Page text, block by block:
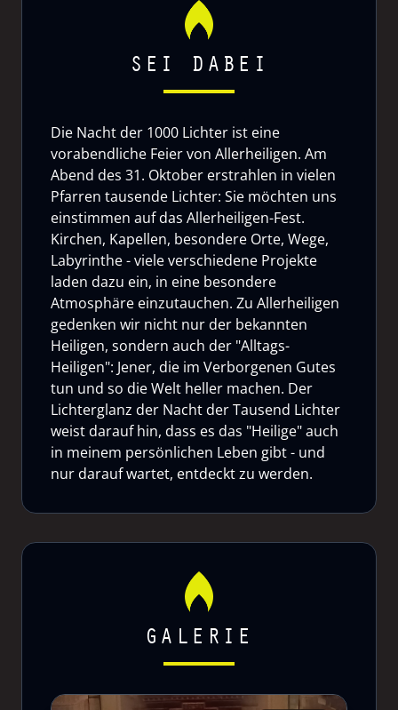
SEI DABEI
Die Nacht der 1000 Lichter ist eine
vorabendliche Feier von Allerheiligen. Am
Abend des 31. Oktober erstrahlen in vielen
Pfarren tausende Lichter: Sie möchten uns
einstimmen auf das Allerheiligen-Fest.
Kirchen, Kapellen, besondere Orte, Wege,
Labyrinthe - viele verschiedene Projekte
laden dazu ein, in eine besondere
Atmosphäre einzutauchen. Zu Allerheiligen
gedenken wir nicht nur der bekannten
Heiligen, sondern auch der "Alltags-
Heiligen": Jener, die im Verborgenen Gutes
tun und so die Welt heller machen. Der
Lichterglanz der Nacht der Tausend Lichter
weist darauf hin, dass es das "Heilige" auch
in meinem persönlichen Leben gibt - und
nur darauf wartet, entdeckt zu werden.
GALERIE